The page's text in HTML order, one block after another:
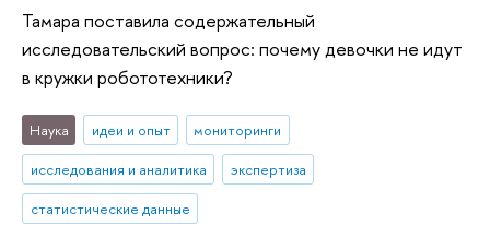
Тамара поставила содержательный
исследовательский вопрос: почему девочки не идут
в кружки робототехники?
Наука идеи и опыт
мониторинги
исследования и аналитика
экспертиза
статистические данные